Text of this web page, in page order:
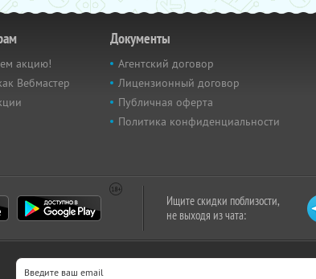
акцию!
Вебмастер
Документы
Агентский договор
Лицензионный договор
Публичная оферта
Политика конфиденциальности
Ищите скидки поблизости,
не выходя из чата: